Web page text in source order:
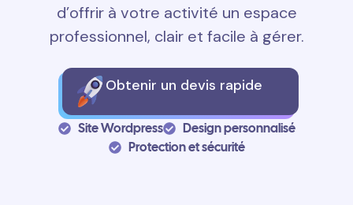
d’offrir à votre activité un espace
professionnel, clair et facile à gérer.
Obtenir un devis rapide
Site Wordpress
Design personnalisé
Protection et sécurité